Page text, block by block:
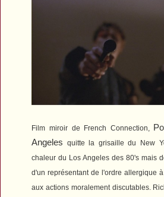
Film miroir de French Connection
Angeles quitte la grisaille du New
chaleur du Los Angeles des 80's mais
d'un représentant de l'ordre allergique
aux actions moralement discutables.